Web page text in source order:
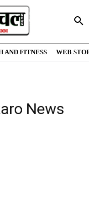
AND FITNESS WEB
News